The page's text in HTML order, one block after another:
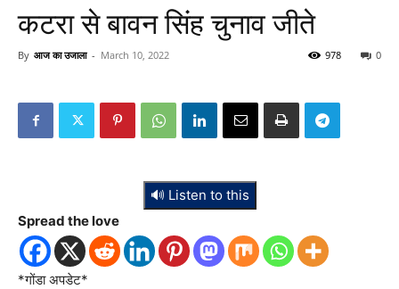
कटरा से बावन सिंह चुनाव जीते
By आज का उजाला - March 10, 2022 0
978
🔊 Listen to this
Spread the love
*गोंडा अपडेट*